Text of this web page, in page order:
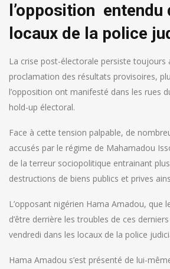
l’opposition entendu
locaux de la police
La crise post-électorale persiste toujours
proclamation des résultats provisoires,
l’opposition ont manifesté dans les rues
hold-up électoral.
Face à cette tension palpable, de
accusés par le régime de Mahamadou
de la terreur sociopolitique entrainant
destructions de biens publics et prives
L’opposant nigérien Hama Amadou, que
d’être derrière les troubles de ces
vendredi dans les locaux de la police
Hama Amadou s’est présenté de lui-